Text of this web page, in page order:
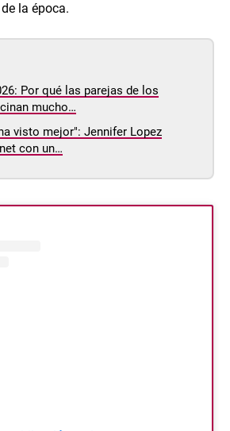
la época.
Por qué las parejas de los
mucho…
visto mejor": Jennifer Lopez
con un…